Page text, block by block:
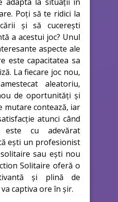
Poți să te ridici la
și să cucerești
a acestui joc? Unul
aspecte ale
este capacitatea sa
La fiecare joc nou,
aleatoriu,
de oportunități și
mutare contează, iar
atunci când
cu adevărat
ești un profesionist
sau ești nou
Solitaire oferă o
și plină de
captiva ore în șir.